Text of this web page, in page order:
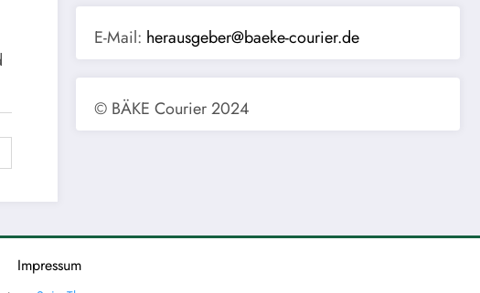
E-Mail: herausgeber@baeke-courier.de
© BÄKE Courier 2024
Impressum